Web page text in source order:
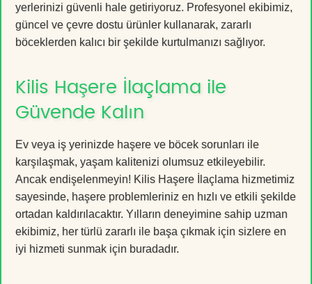
yerlerinizi güvenli hale getiriyoruz. Profesyonel ekibimiz,
güncel ve çevre dostu ürünler kullanarak, zararlı
böceklerden kalıcı bir şekilde kurtulmanızı sağlıyor.
Kilis Haşere İlaçlama ile
Güvende Kalın
Ev veya iş yerinizde haşere ve böcek sorunları ile
karşılaşmak, yaşam kalitenizi olumsuz etkileyebilir.
Ancak endişelenmeyin! Kilis Haşere İlaçlama hizmetimiz
sayesinde, haşere problemleriniz en hızlı ve etkili şekilde
ortadan kaldırılacaktır. Yılların deneyimine sahip uzman
ekibimiz, her türlü zararlı ile başa çıkmak için sizlere en
iyi hizmeti sunmak için buradadır.